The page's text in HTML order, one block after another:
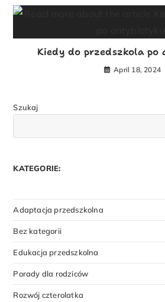
Kiedy do przedszkola po
April 18, 2024
Szukaj
KATEGORIE:
Adaptacja przedszkolna
Bez kategorii
Edukacja przedszkolna
Porady dla rodziców
Rozwój czterolatka